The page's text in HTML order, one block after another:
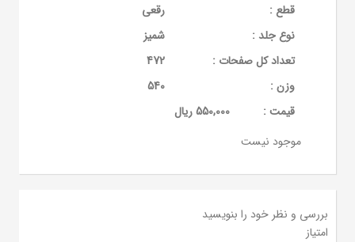
قطع :
رقعی
نوع جلد :
شمیز
تعداد کل صفحات :
472
وزن :
540
قيمت :
550,000 ریال
موجود نیست
بررسی و نظر خود را بنویسید
امتیاز